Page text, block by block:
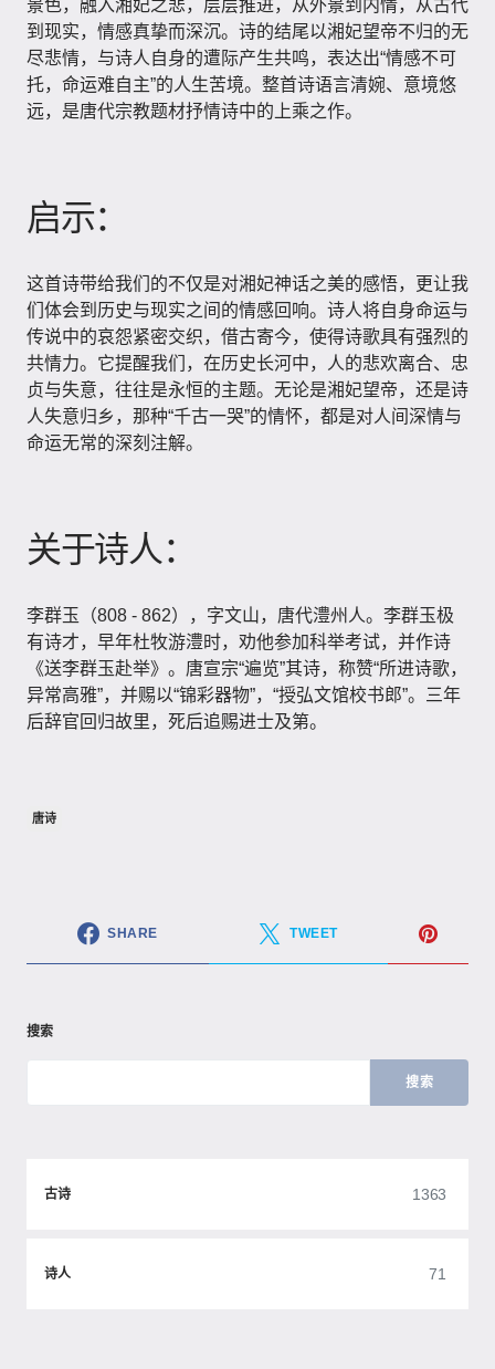
景色，融入湘妃之悲，层层推进，从外景到内情，从古代
到现实，情感真挚而深沉。诗的结尾以湘妃望帝不归的无
尽悲情，与诗人自身的遭际产生共鸣，表达出“情感不可
托，命运难自主”的人生苦境。整首诗语言清婉、意境悠
远，是唐代宗教题材抒情诗中的上乘之作。
启示：
这首诗带给我们的不仅是对湘妃神话之美的感悟，更让我
们体会到历史与现实之间的情感回响。诗人将自身命运与
传说中的哀怨紧密交织，借古寄今，使得诗歌具有强烈的
共情力。它提醒我们，在历史长河中，人的悲欢离合、忠
贞与失意，往往是永恒的主题。无论是湘妃望帝，还是诗
人失意归乡，那种“千古一哭”的情怀，都是对人间深情与
命运无常的深刻注解。
关于诗人：
李群玉（808 - 862），字文山，唐代澧州人。李群玉极
有诗才，早年杜牧游澧时，劝他参加科举考试，并作诗
《送李群玉赴举》。唐宣宗“遍览”其诗，称赞“所进诗歌，
异常高雅”，并赐以“锦彩器物”，“授弘文馆校书郎”。三年
后辞官回归故里，死后追赐进士及第。
唐诗
SHARE TWEET
搜索
搜索
古诗 1363
诗人 71